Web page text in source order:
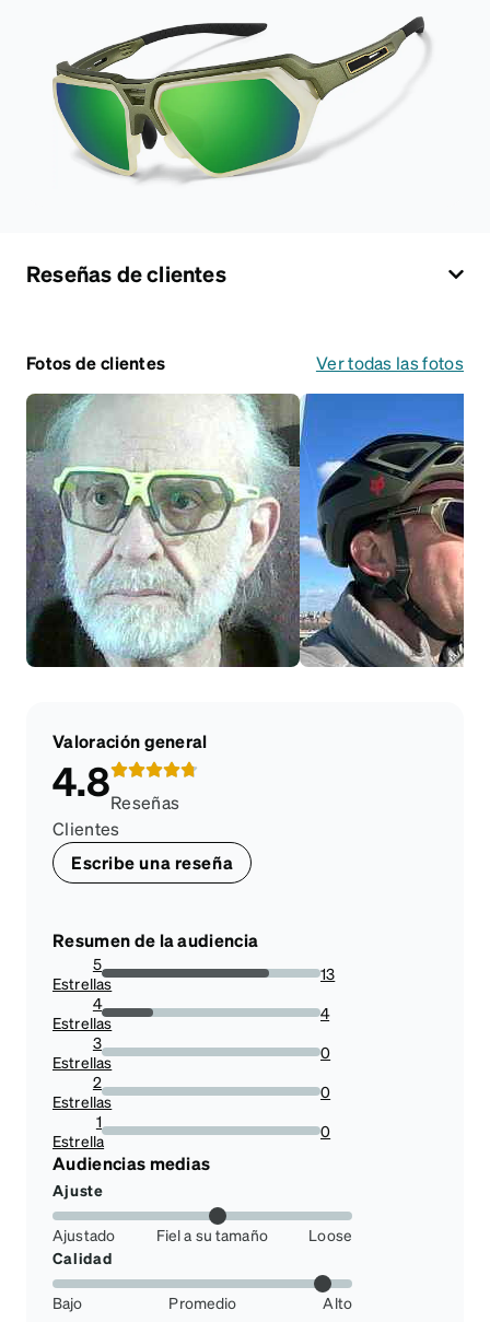
Reseñas de clientes
Fotos de clientes Ver todas las fotos
Valoración general
4.8Reseñas
Clientes
Escribe una reseña
Resumen de la audiencia
5
Estrellas76.47058823529412%
13
4
Estrellas23.52941176470588%
4
3
Estrellas
0%
0
2
Estrellas
0%
0
1
Estrella0%
0
Audiencias medias
Ajuste
Ajustado Fiel a su tamaño
Loose
Calidad
Bajo Promedio Alto